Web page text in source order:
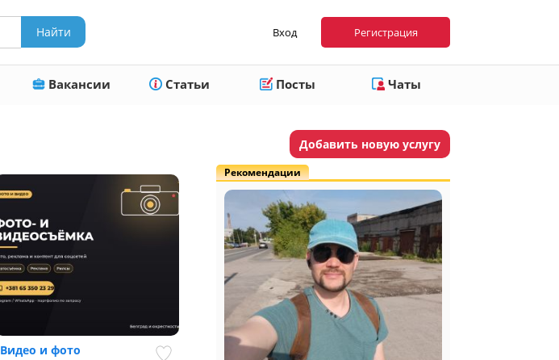
Вход Регистрация
Вакансии Статьи Посты Чаты
Добавить новую услугу
Видео и фото
Рекомендации